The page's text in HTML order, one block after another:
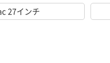
27インチ